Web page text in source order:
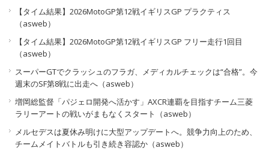
【タイム結果】2026MotoGP第12戦イギリスGP プラクティス
（asweb）
【タイム結果】2026MotoGP第12戦イギリスGP フリー走行1回目
（asweb）
スーパーGTでクラッシュのフラガ、メディカルチェックは“合格”。今
週末のSF第8戦に出走へ（asweb）
増岡総監督「パジェロ開発へ活かす」AXCR連覇を目指すチーム三菱
ラリーアートの戦いがまもなくスタート（asweb）
メルセデスは夏休み明けに大型アップデートへ。競争力向上のため、
チームメイトバトルも引き続き容認か（asweb）